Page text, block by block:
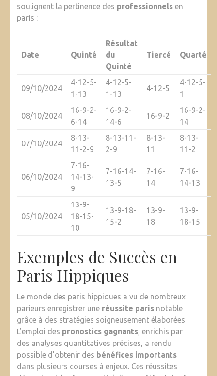
soulignent la pertinence des professionnels en
paris :
Date Quinté
Résultat
du
Quinté
Tiercé Quarté
09/10/2024
4-12-5-
1-13
4-12-5-
1-13
4-12-5
4-12-5-
1
08/10/2024
16-9-2-
6-14
16-9-2-
14-6
16-9-2
16-9-2-
14
07/10/2024
8-13-
11-2-9
8-13-11-
2-9
8-13-
11
8-13-
11-2
06/10/2024
7-16-
14-13-
9
7-16-14-
13-5
7-16-
14
7-16-
14-13
05/10/2024
13-9-
18-15-
10
13-9-18-
15-2
13-9-
18
13-9-
18-15
Exemples de Succès en
Paris Hippiques
Le monde des paris hippiques a vu de nombreux
parieurs enregistrer une réussite paris notable
grâce à des stratégies soigneusement élaborées.
L’emploi des pronostics gagnants, enrichis par
des analyses quantitatives précises, a rendu
possible d’obtenir des bénéfices importants
dans plusieurs courses à enjeux. Ces réussites